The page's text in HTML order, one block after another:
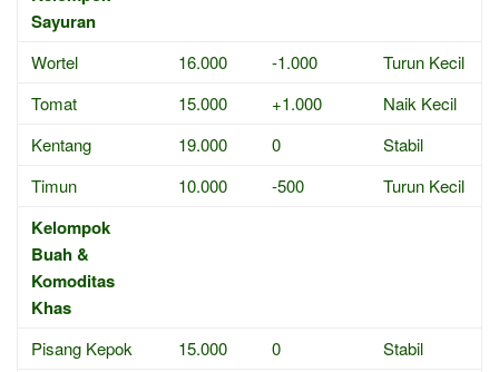
Sayuran
Wortel 16.000 -1.000
Turun Kecil
Tomat
15.000 +1.000
Naik Kecil
Kentang
19.000 0
Stabil
Timun
10.000 -500 Turun Kecil
Kelompok
Buah &
Komoditas
Khas
Pisang Kepok 15.000 0
Stabil